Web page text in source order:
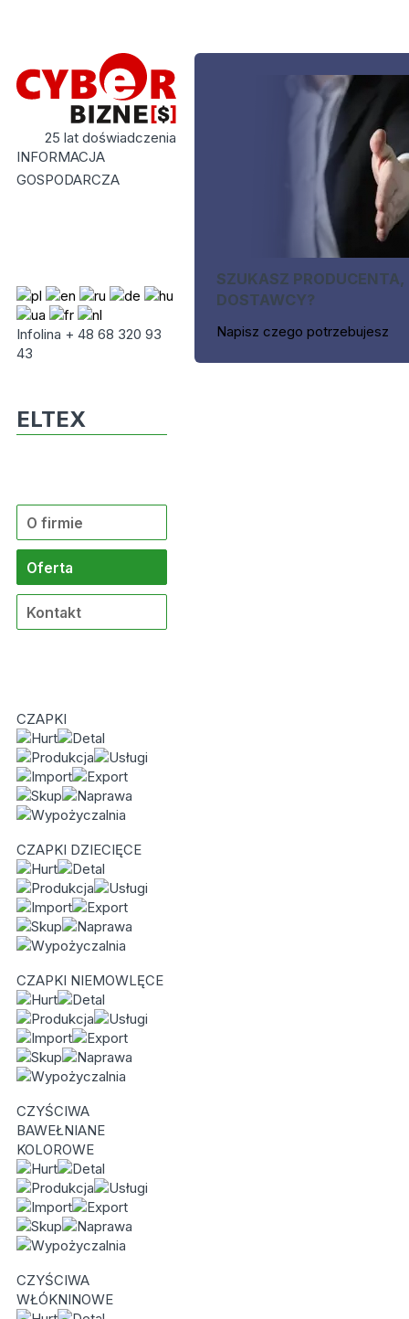
25 lat doświadczenia
INFORMACJA
GOSPODARCZA
Infolina + 48 68 320 93
43
SZUKASZ PRODUCENTA,
DOSTAWCY?
Napisz czego potrzebujesz
ELTEX
O firmie
Oferta
Kontakt
CZAPKI
CZAPKI DZIECIĘCE
CZAPKI NIEMOWLĘCE
CZYŚCIWA
BAWEŁNIANE
KOLOROWE
CZYŚCIWA
WŁÓKNINOWE